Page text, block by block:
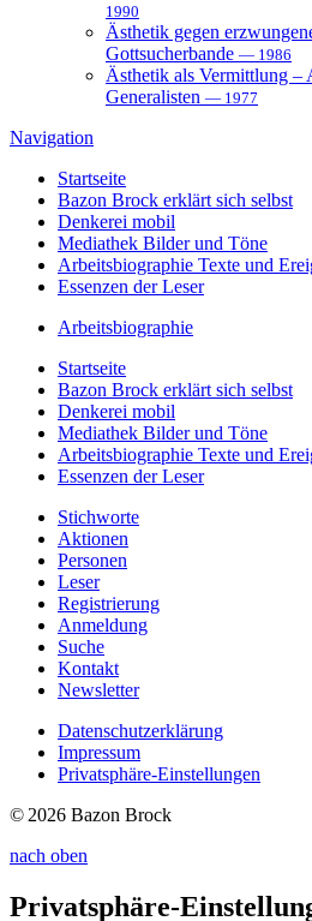
1990
Ästhetik gegen
Gottsucherbande — 1986
Ästhetik als Vermittlung –
Generalisten — 1977
Navigation
Startseite
Bazon Brock erklärt sich selbst
Denkerei mobil
Mediathek Bilder und Töne
Arbeitsbiographie Texte und
Essenzen der Leser
Arbeitsbiographie
Startseite
Bazon Brock erklärt sich selbst
Denkerei mobil
Mediathek Bilder und Töne
Arbeitsbiographie Texte und
Essenzen der Leser
Stichworte
Aktionen
Personen
Leser
Registrierung
Anmeldung
Suche
Kontakt
Newsletter
Datenschutzerklärung
Impressum
Privatsphäre-Einstellungen
© 2026 Bazon Brock
nach oben
Privatsphäre-